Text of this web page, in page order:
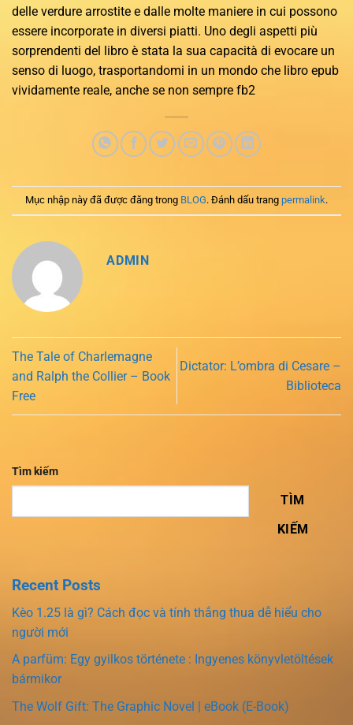
delle verdure arrostite e dalle molte maniere in cui possono
essere incorporate in diversi piatti. Uno degli aspetti più
sorprendenti del libro è stata la sua capacità di evocare un
senso di luogo, trasportandomi in un mondo che libro epub
vividamente reale, anche se non sempre fb2
Mục nhập này đã được đăng trong BLOG. Đánh dấu trang permalink.
ADMIN
The Tale of Charlemagne
and Ralph the Collier – Book
Free
Dictator: L’ombra di Cesare –
Biblioteca
Tìm kiếm
TÌM
KIẾM
Recent Posts
Kèo 1.25 là gì? Cách đọc và tính thắng thua dễ hiểu cho
người mới
A parfüm: Egy gyilkos története : Ingyenes könyvletöltések
bármikor
The Wolf Gift: The Graphic Novel | eBook (E-Book)